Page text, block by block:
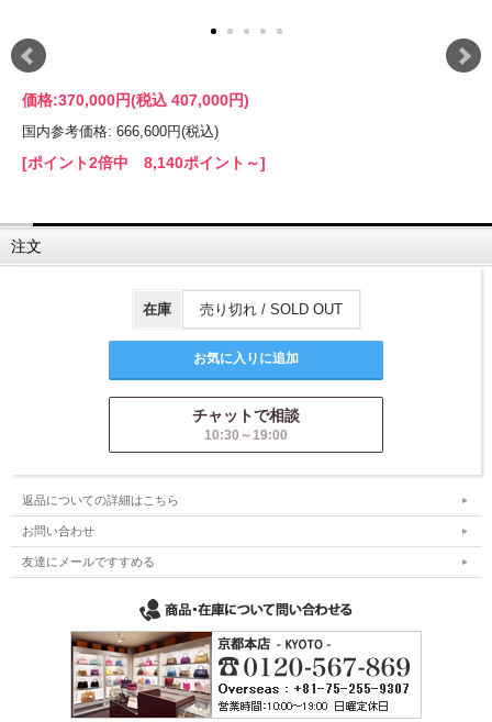
価格:370,000円(税込 407,000円)
国内参考価格: 666,600円(税込)
[ポイント2倍中 8,140ポイント～]
注文
在庫 売り切れ / SOLD OUT
チャットで相談
10:30～19:00
返品についての詳細はこちら
お問い合わせ
友達にメールですすめる